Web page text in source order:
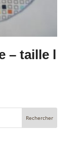
– taille l